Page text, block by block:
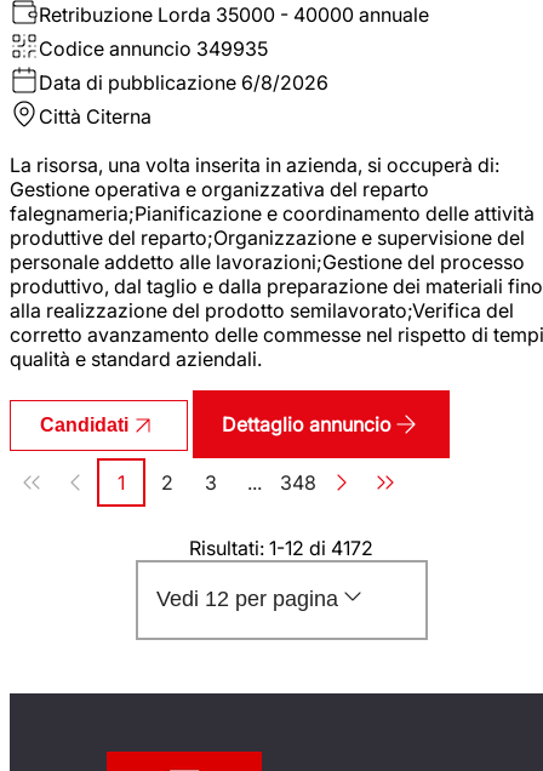
Retribuzione Lorda 35000 - 40000 annuale
Codice annuncio 349935
Data di pubblicazione 6/8/2026
Città Citerna
La risorsa, una volta inserita in azienda, si occuperà di:
Gestione operativa e organizzativa del reparto
falegnameria;Pianificazione e coordinamento delle attività
produttive del reparto;Organizzazione e supervisione del
personale addetto alle lavorazioni;Gestione del processo
produttivo, dal taglio e dalla preparazione dei materiali fino
alla realizzazione del prodotto semilavorato;Verifica del
corretto avanzamento delle commesse nel rispetto di
qualità e standard aziendali.
Candidati Dettaglio annuncio
Paginazione
Pagina
1 Pagina
2 Pagina
3 ... Pagina
348
Risultati: 1-12 di 4172
Vedi 12 per pagina